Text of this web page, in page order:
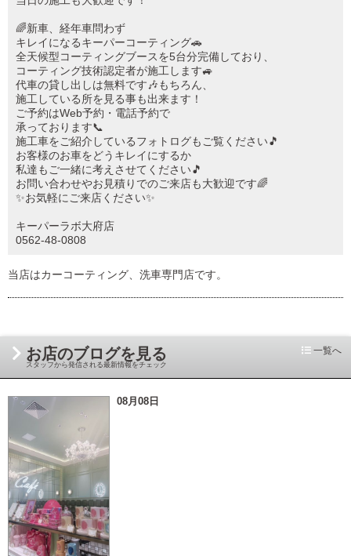
🌈新車、経年車問わず
キレイになるキーパーコーティング🚗
全天候型コーティングブースを5台分完備しており、
コーティング技術認定者が施工します🚙
代車の貸し出しは無料です🎶もちろん、
施工している所を見る事も出来ます！
ご予約はWeb予約・電話予約で
承っております📞
施工車をご紹介しているフォトログもご覧ください🎵
お客様のお車をどうキレイにするか
私達もご一緒に考えさせてください🎵
お問い合わせやお見積りでのご来店も大歓迎です🌈
✨お気軽にご来店ください✨
キーパーラボ大府店
0562-48-0808
当店はカーコーティング、洗車専門店です。
お店のブログを見る
スタッフから発信される最新情報をチェック
一覧へ
08月08日